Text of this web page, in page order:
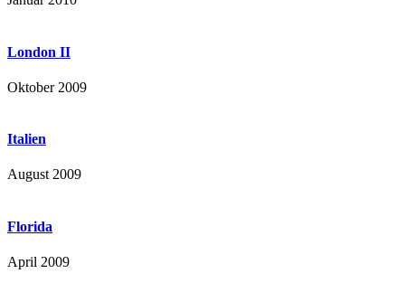
London II
Oktober 2009
Italien
August 2009
Florida
April 2009